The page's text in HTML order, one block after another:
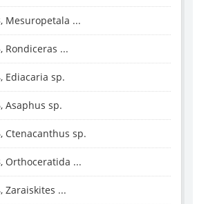
Mesuropetala ...
Rondiceras ...
Ediacaria sp.
Asaphus sp.
Ctenacanthus sp.
Orthoceratida ...
Zaraiskites ...